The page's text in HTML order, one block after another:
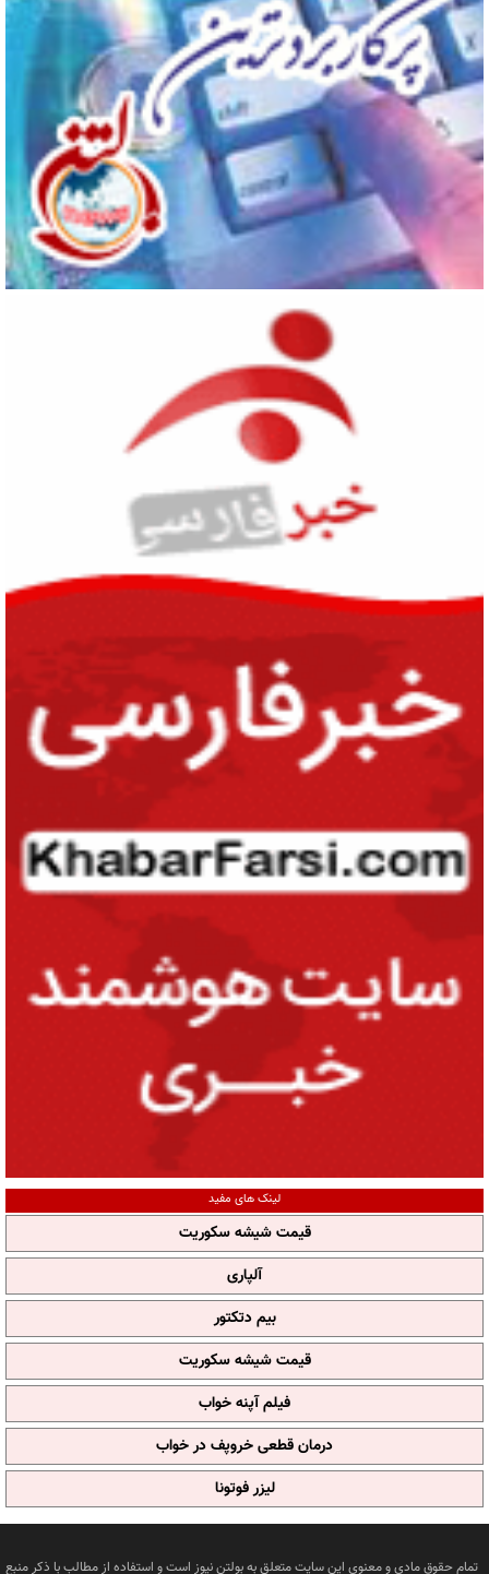
لینک های مفید
قیمت شیشه سکوریت
آلپاری
بیم دتکتور
قیمت شیشه سکوریت
فیلم آپنه خواب
درمان قطعی خروپف در خواب
لیزر فوتونا
تمام حقوق مادی و معنوی این سایت متعلق به بولتن نیوز است و استفاده از مطالب با ذکر منبع